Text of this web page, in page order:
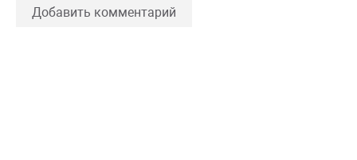
Добавить комментарий